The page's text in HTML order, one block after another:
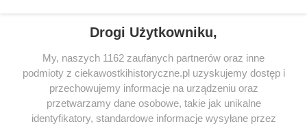
SERWIS
SPOŁECZNOŚĆ
Drogi Użytkowniku,
My, naszych 1162 zaufanych partnerów oraz inne
podmioty z ciekawostkihistoryczne.pl uzyskujemy dostęp i
przechowujemy informacje na urządzeniu oraz
przetwarzamy dane osobowe, takie jak unikalne
identyfikatory, standardowe informacje wysyłane przez